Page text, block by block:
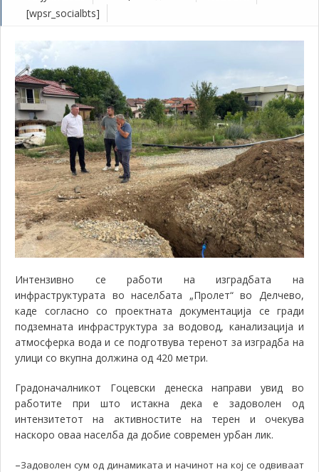
[wpsr_socialbts]
Интензивно се работи на изградбата на
инфраструктурата во населбата „Пролет“ во Делчево,
каде согласно со проектната документација се гради
подземната инфраструктура за водовод, канализација и
атмосферка вода и се подготвува теренот за изградба на
улици со вкупна должина од 420 метри.
Градоначалникот Гоцевски денеска направи увид во
работите при што истакна дека е задоволен од
интензитетот на активностите на терен и очекува
наскоро оваа населба да добие современ урбан лик.
–Задоволен сум од динамиката и начинот на кој се одвиваат